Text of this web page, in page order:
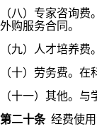
（八）专家咨询
外购服务合同。
（九）人才培养费
（十）劳务费。
（十一）其他。与
第二十条经费使用